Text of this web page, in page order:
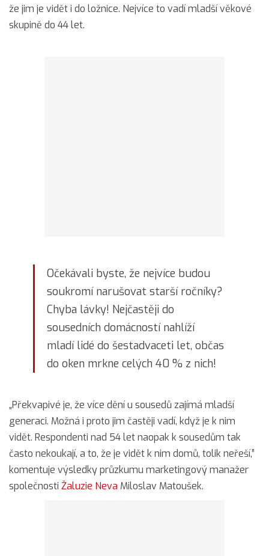
že jim je vidět i do ložnice. Nejvíce to vadí mladší věkové
skupině do 44 let.
Očekávali byste, že nejvíce budou
soukromí narušovat starší ročníky?
Chyba lávky! Nejčastěji do
sousedních domácností nahlíží
mladí lidé do šestadvaceti let, občas
do oken mrkne celých 40 % z nich!
„Překvapivé je, že více dění u sousedů zajímá mladší
generaci. Možná i proto jim častěji vadí, když je k nim
vidět. Respondenti nad 54 let naopak k sousedům tak
často nekoukají, a to, že je vidět k nim domů, tolik neřeší,”
komentuje výsledky průzkumu marketingový manažer
společnosti Žaluzie Neva Miloslav Matoušek.